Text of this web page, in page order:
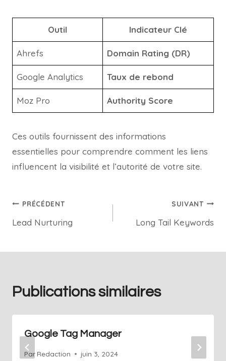
Outil Indicateur Clé
Ahrefs Domain Rating (DR)
Google Analytics Taux de rebond
Moz Pro Authority Score
Ces outils fournissent des informations
essentielles pour comprendre comment les liens
influencent la visibilité et l’autorité de votre site.
PRÉCÉDENT
Lead Nurturing
SUIVANT
Long Tail Keywords
Publications similaires
Google Tag Manager
Par Redaction juin 3, 2024